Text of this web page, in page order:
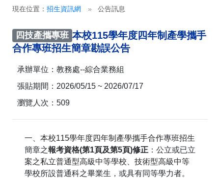
現在位置： 招生資訊網 公告訊息
四技產攜專班 本校115學年度四年制產學攜手
合作專班招生簡章勘誤公告
承辦單位： 教務處--綜合業務組
張貼期間： 2026/05/15 ~ 2026/07/17
瀏覽人次： 509
一、本校115學年度四年制產學攜手合作專班招生
簡章之報考資格(第1頁及第5頁)修正 ：公立或已立
案之私立普通型高級中等學校、技術型高級中等
學校所設普通科之畢業生，或具有同等學力者。